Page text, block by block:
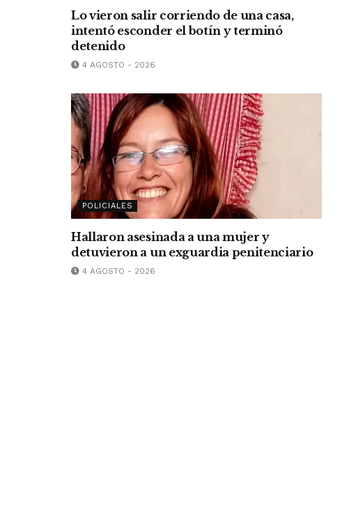
Lo vieron salir corriendo de una casa,
intentó esconder el botín y terminó
detenido
4 AGOSTO - 2026
POLICIALES
Hallaron asesinada a una mujer y
detuvieron a un exguardia penitenciario
4 AGOSTO - 2026